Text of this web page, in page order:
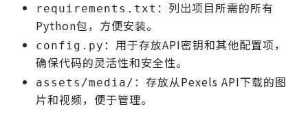
requirements.txt ：列出项目所需的所有
Python包，方便安装。
config.py ：用于存放API密钥和其他配置项，
确保代码的灵活性和安全性。
assets/media/ ：存放从Pexels API下载的图
片和视频，便于管理。